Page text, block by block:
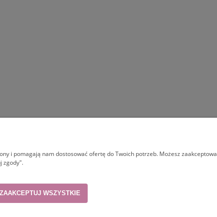
Logowanie
Ustawienia konta
O sklepie
i pomagają nam dostosować ofertę do Twoich potrzeb. Możesz
zgody".
ZAAKCEPTUJ WSZYSTKIE